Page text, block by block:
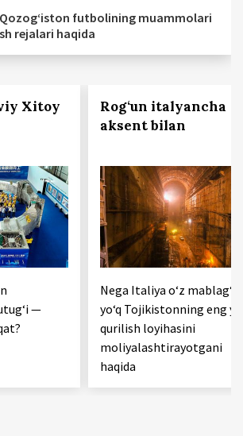
futbolining muammolari
rejalari haqida
Xitoy
—
Rog‘un italyancha
aksent bilan
Nega Italiya o‘z mablag‘i
yo‘q Tojikistonning eng
qurilish loyihasini
moliyalashtirayotgani
haqida